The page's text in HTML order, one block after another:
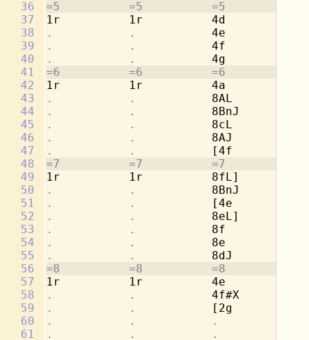
36
37
38
39
40
41
42
43
44
45
46
47
48
49
50
51
52
53
54
55
56
57
58
59
60
61
=5          =5          =5          =5
1r          1r          4d          2a
.           . 4e
.           . 4f
.           . 4g
=6          =6          =6          =6
1r          1r          4a
.           . 8AL
.           . 8BnJ
.           . 8cL         2a
.           . 8AJ
.           .
[4f
=7          =7          =7          =7
1r          1r          8fL]
.           . 8BnJ
.           .
[4e
.           . 8eL]        4a
.           . 8f
.           . 8e
.           . 8dJ
=8          =8          =8          =8
1r          1r          4e
.           . 4f#X
.           .
[2g
.           .           .
.           .           .